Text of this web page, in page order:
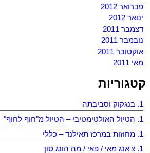
פברואר 2012
ינואר 2012
דצמבר 2011
נובמבר 2011
אוקטובר 2011
מאי 2011
קטגוריות
1. בנגקוק וסביבתה
1. הטיול האולטימטיבי – הטיול מ"חוף לחוף"
1. מחוזות במרכז תאילנד – כללי
1. צ'אנג מאי / פאי / מה הונג סון